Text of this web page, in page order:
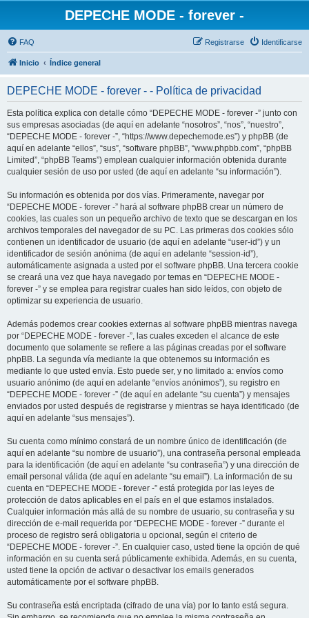
DEPECHE MODE - forever -
FAQ Identificarse
Registrarse
Inicio Índice general
DEPECHE MODE - forever - - Política de privacidad
Esta política explica con detalle cómo “DEPECHE MODE - forever -” junto con
sus empresas asociadas (de aquí en adelante “nosotros”, “nos”, “nuestro”,
“DEPECHE MODE - forever -”, “https://www.depechemode.es”) y phpBB (de
aquí en adelante “ellos”, “sus”, “software phpBB”, “www.phpbb.com”, “phpBB
Limited”, “phpBB Teams”) emplean cualquier información obtenida durante
cualquier sesión de uso por usted (de aquí en adelante “su información”).
Su información es obtenida por dos vías. Primeramente, navegar por
“DEPECHE MODE - forever -” hará al software phpBB crear un número de
cookies, las cuales son un pequeño archivo de texto que se descargan en los
archivos temporales del navegador de su PC. Las primeras dos cookies sólo
contienen un identificador de usuario (de aquí en adelante “user-id”) y un
identificador de sesión anónima (de aquí en adelante “session-id”),
automáticamente asignada a usted por el software phpBB. Una tercera cookie
se creará una vez que haya navegado por temas en “DEPECHE MODE -
forever -” y se emplea para registrar cuales han sido leídos, con objeto de
optimizar su experiencia de usuario.
Además podemos crear cookies externas al software phpBB mientras navega
por “DEPECHE MODE - forever -”, las cuales exceden el alcance de este
documento que solamente se refiere a las páginas creadas por el software
phpBB. La segunda vía mediante la que obtenemos su información es
mediante lo que usted envía. Esto puede ser, y no limitado a: envíos como
usuario anónimo (de aquí en adelante “envíos anónimos”), su registro en
“DEPECHE MODE - forever -” (de aquí en adelante “su cuenta”) y mensajes
enviados por usted después de registrarse y mientras se haya identificado (de
aquí en adelante “sus mensajes”).
Su cuenta como mínimo constará de un nombre único de identificación (de
aquí en adelante “su nombre de usuario”), una contraseña personal empleada
para la identificación (de aquí en adelante “su contraseña”) y una dirección de
email personal válida (de aquí en adelante “su email”). La información de su
cuenta en “DEPECHE MODE - forever -” está protegida por las leyes de
protección de datos aplicables en el país en el que estamos instalados.
Cualquier información más allá de su nombre de usuario, su contraseña y su
dirección de e-mail requerida por “DEPECHE MODE - forever -” durante el
proceso de registro será obligatoria u opcional, según el criterio de
“DEPECHE MODE - forever -”. En cualquier caso, usted tiene la opción de qué
información en su cuenta será públicamente exhibida. Además, en su cuenta,
usted tiene la opción de activar o desactivar los emails generados
automáticamente por el software phpBB.
Su contraseña está encriptada (cifrado de una vía) por lo tanto está segura.